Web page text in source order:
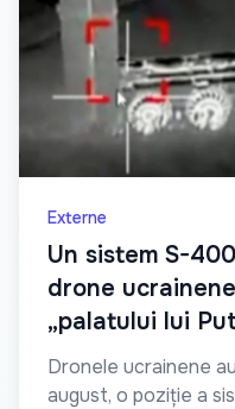
Externe
Un sistem S-
drone
„palatului lui
Dronele ucrainene
august, o poziție a